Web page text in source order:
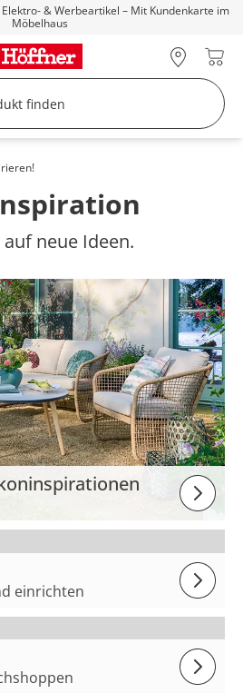
& Werbeartikel – Mit Kundenkarte im
Möbelhaus
neue Ideen.
einrichten